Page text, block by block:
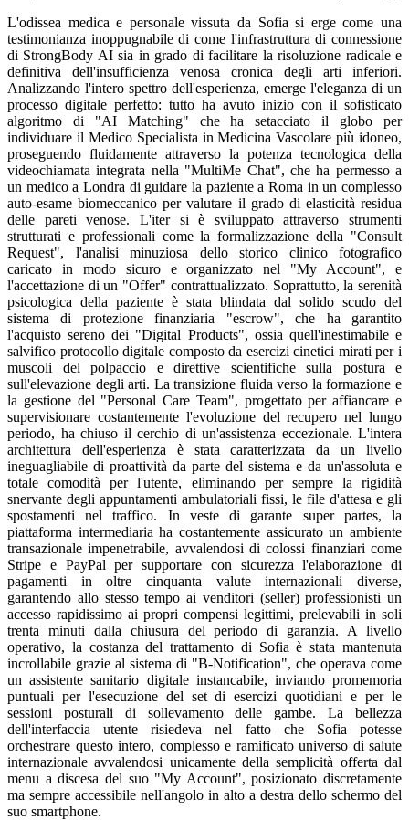
L'odissea medica e personale vissuta da Sofia si erge come una
testimonianza inoppugnabile di come l'infrastruttura di connessione
di StrongBody AI sia in grado di facilitare la risoluzione radicale e
definitiva dell'insufficienza venosa cronica degli arti inferiori.
Analizzando l'intero spettro dell'esperienza, emerge l'eleganza di un
processo digitale perfetto: tutto ha avuto inizio con il sofisticato
algoritmo di "AI Matching" che ha setacciato il globo per
individuare il Medico Specialista in Medicina Vascolare più idoneo,
proseguendo fluidamente attraverso la potenza tecnologica della
videochiamata integrata nella "MultiMe Chat", che ha permesso a
un medico a Londra di guidare la paziente a Roma in un complesso
auto-esame biomeccanico per valutare il grado di elasticità residua
delle pareti venose. L'iter si è sviluppato attraverso strumenti
strutturati e professionali come la formalizzazione della "Consult
Request", l'analisi minuziosa dello storico clinico fotografico
caricato in modo sicuro e organizzato nel "My Account", e
l'accettazione di un "Offer" contrattualizzato. Soprattutto, la serenità
psicologica della paziente è stata blindata dal solido scudo del
sistema di protezione finanziaria "escrow", che ha garantito
l'acquisto sereno dei "Digital Products", ossia quell'inestimabile e
salvifico protocollo digitale composto da esercizi cinetici mirati per i
muscoli del polpaccio e direttive scientifiche sulla postura e
sull'elevazione degli arti. La transizione fluida verso la formazione e
la gestione del "Personal Care Team", progettato per affiancare e
supervisionare costantemente l'evoluzione del recupero nel lungo
periodo, ha chiuso il cerchio di un'assistenza eccezionale. L'intera
architettura dell'esperienza è stata caratterizzata da un livello
ineguagliabile di proattività da parte del sistema e da un'assoluta e
totale comodità per l'utente, eliminando per sempre la rigidità
snervante degli appuntamenti ambulatoriali fissi, le file d'attesa e gli
spostamenti nel traffico. In veste di garante super partes, la
piattaforma intermediaria ha costantemente assicurato un ambiente
transazionale impenetrabile, avvalendosi di colossi finanziari come
Stripe e PayPal per supportare con sicurezza l'elaborazione di
pagamenti in oltre cinquanta valute internazionali diverse,
garantendo allo stesso tempo ai venditori (seller) professionisti un
accesso rapidissimo ai propri compensi legittimi, prelevabili in soli
trenta minuti dalla chiusura del periodo di garanzia. A livello
operativo, la costanza del trattamento di Sofia è stata mantenuta
incrollabile grazie al sistema di "B-Notification", che operava come
un assistente sanitario digitale instancabile, inviando promemoria
puntuali per l'esecuzione del set di esercizi quotidiani e per le
sessioni posturali di sollevamento delle gambe. La bellezza
dell'interfaccia utente risiedeva nel fatto che Sofia potesse
orchestrare questo intero, complesso e ramificato universo di salute
internazionale avvalendosi unicamente della semplicità offerta dal
menu a discesa del suo "My Account", posizionato discretamente
ma sempre accessibile nell'angolo in alto a destra dello schermo del
suo smartphone.